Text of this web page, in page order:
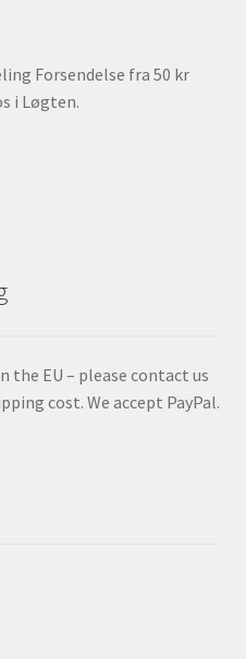
Forsendelse fra 50 kr
i Løgten.
EU – please contact us
cost. We accept PayPal.